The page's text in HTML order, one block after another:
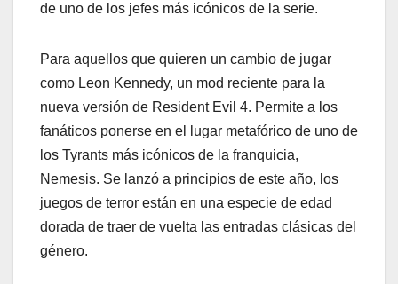
de uno de los jefes más icónicos de la serie.
Para aquellos que quieren un cambio de jugar
como Leon Kennedy, un mod reciente para la
nueva versión de Resident Evil 4. Permite a los
fanáticos ponerse en el lugar metafórico de uno de
los Tyrants más icónicos de la franquicia,
Nemesis. Se lanzó a principios de este año, los
juegos de terror están en una especie de edad
dorada de traer de vuelta las entradas clásicas del
género.